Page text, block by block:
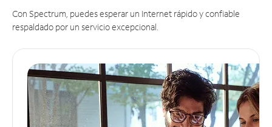
Con Spectrum, puedes esperar un Internet rápido y confiable
respaldado por un servicio excepcional.